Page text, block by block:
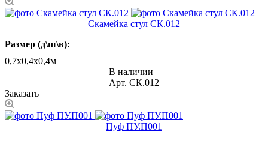
Скамейка стул СК.012
Размер (д\ш\в):
0,7х0,4х0,4м
В наличии
Арт. СК.012
Заказать
Пуф ПУ.П001